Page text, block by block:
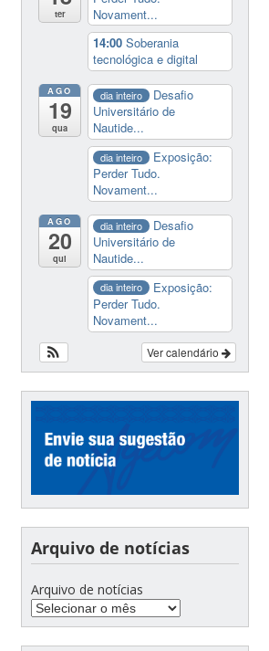
ter
Novament...
14:00Soberania
tecnológica e digital
AGO
19
qua
dia inteiro
Desafio
Universitário de
Nautide...
dia inteiro
Exposição:
Perder Tudo.
Novament...
AGO
20
qui
dia inteiro
Desafio
Universitário de
Nautide...
dia inteiro
Exposição:
Perder Tudo.
Novament...
Ver calendário
Arquivo de notícias
Arquivo de notícias